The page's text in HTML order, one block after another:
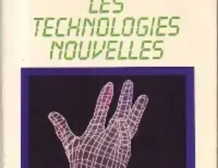
Entreprises et Écologie
Urbanisme DurableBiodiversité et Espaces
Jardinage DurableEngagement citoyen
Avenir Écologique